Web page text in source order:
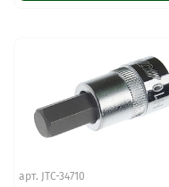
арт. JTC-34710